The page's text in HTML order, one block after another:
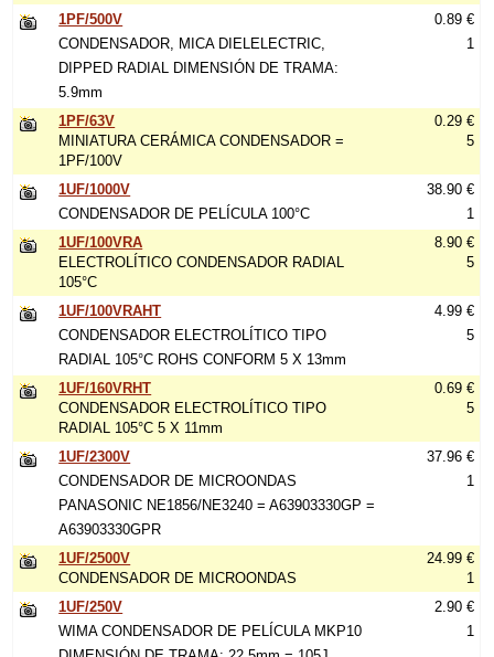
1PF/500V
CONDENSADOR, MICA DIELELECTRIC,
DIPPED RADIAL DIMENSIÓN DE TRAMA:
5.9mm
0.89 €
1
1PF/63V
MINIATURA CERÁMICA CONDENSADOR =
1PF/100V
0.29 €
5
1UF/1000V
CONDENSADOR DE PELÍCULA 100°C
38.90 €
1
1UF/100VRA
ELECTROLÍTICO CONDENSADOR RADIAL
105°C
8.90 €
5
1UF/100VRAHT
CONDENSADOR ELECTROLÍTICO TIPO
RADIAL 105°C ROHS CONFORM 5 X 13mm
4.99 €
5
1UF/160VRHT
CONDENSADOR ELECTROLÍTICO TIPO
RADIAL 105°C 5 X 11mm
0.69 €
5
1UF/2300V
CONDENSADOR DE MICROONDAS
PANASONIC NE1856/NE3240 = A63903330GP =
A63903330GPR
37.96 €
1
1UF/2500V
CONDENSADOR DE MICROONDAS
24.99 €
1
1UF/250V
WIMA CONDENSADOR DE PELÍCULA MKP10
2.90 €
1